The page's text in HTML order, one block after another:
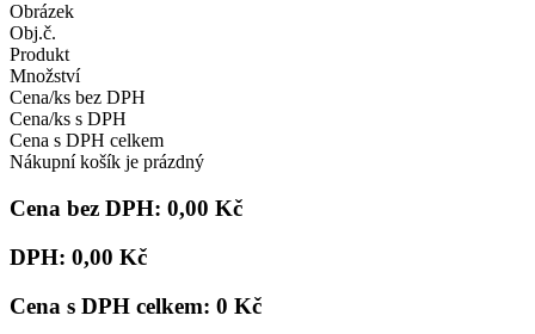
Obrázek
Obj.č.
Produkt
Množství
Cena/ks bez DPH
Cena/ks s DPH
Cena s DPH celkem
Nákupní košík je prázdný
Cena bez DPH: 0,00 Kč
DPH: 0,00 Kč
Cena s DPH celkem: 0 Kč